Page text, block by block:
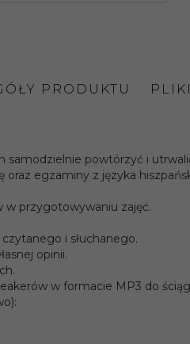
PRODUKTU
samodzielnie powtórzyć i
oraz egzaminy z języka
w przygotowywaniu zajęć.
i słuchanego.
opinii.
w formacie MP3 do
Mionskowska